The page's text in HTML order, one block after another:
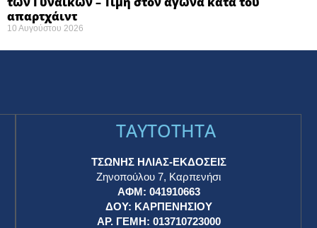
απαρτχάιντ ​
10 Αυγούστου 2026
TAYTOTHTA
ΤΣΩΝΗΣ ΗΛΙΑΣ-ΕΚΔΟΣΕΙΣ
Ζηνοπούλου 7, Καρπενήσι
ΑΦΜ: 041910663
ΔΟΥ: ΚΑΡΠΕΝΗΣΙΟΥ
ΑΡ. ΓΕΜΗ: 013710723000